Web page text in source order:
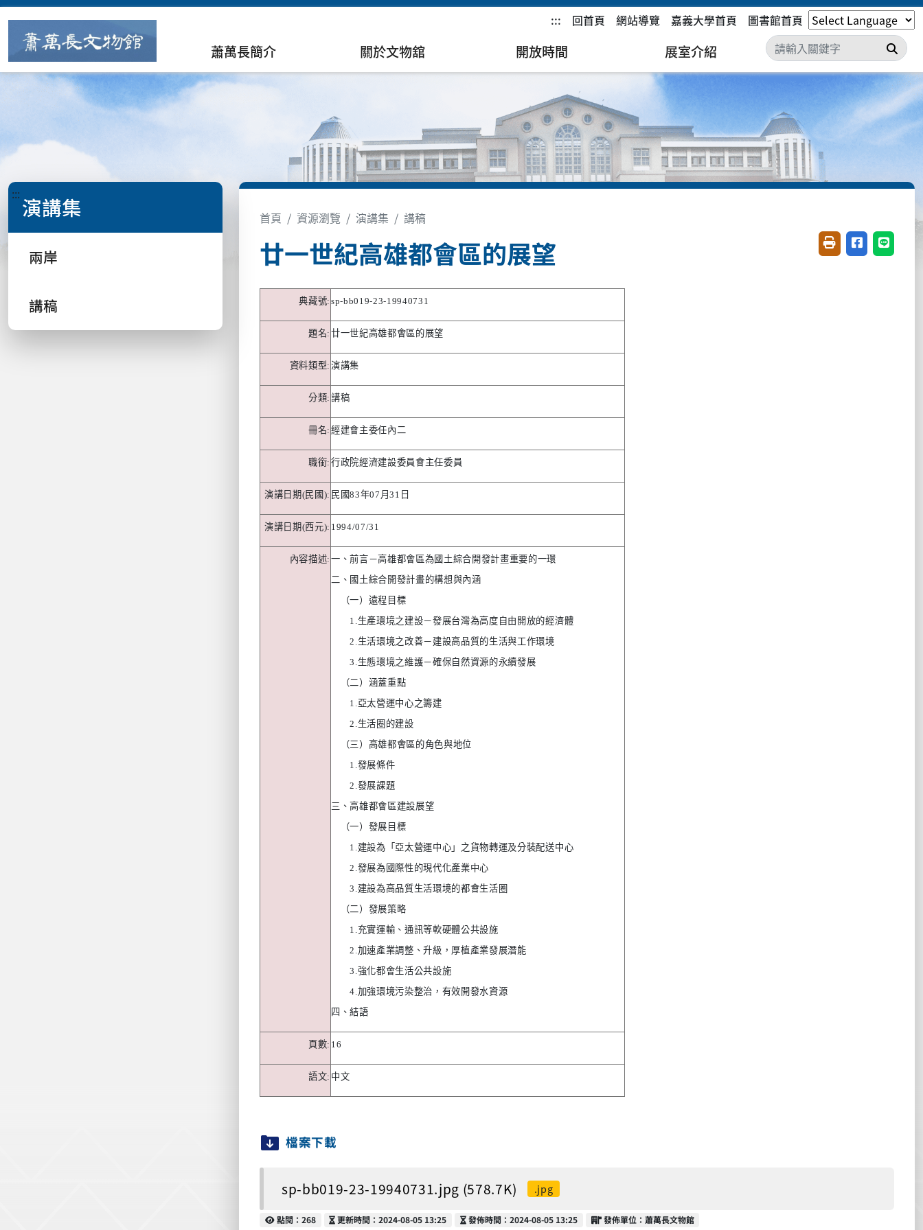
::: 回首頁 網站導覽 嘉義大學首頁 圖書館首頁
蕭萬長簡介 關於文物舘 開放時間 展室介紹 搜尋
::: 演講集
兩岸
講稿
首頁 資源瀏覽 演講集 講稿
廿一世紀高雄都會區的展望 友善列印(開新視窗)
分享至臉書(
分享至
典藏號: sp-bb019-23-19940731
題名: 廿一世紀高雄都會區的展望
資料類型: 演講集
分類: 講稿
冊名: 經建會主委任內二
職銜: 行政院經濟建設委員會主任委員
演講日期(民國 ): 民國83年07 月31 日
演講日期(西元): 1994/07/31
內容描述: 一、前言－高雄都會區為國土綜合開發計畫重要的一環
二、國土綜合開發計畫的構想與內涵
（一）遠程目標
1.生產環境之建設－發展台灣為高度自由開放的經濟體
2.生活環境之改善－建設高品質的生活與工作環境
3.生態環境之維護－確保自然資源的永續發展
（二）涵蓋重點
1.亞太營運中心之籌建
2.生活圈的建設
（三）高雄都會區的角色與地位
1.發展條件
2.發展課題
三、高雄都會區建設展望
（一）發展目標
1.建設為「亞太營運中心」之貨物轉運及分裝配送中心
2.發展為國際性的現代化產業中心
3.建設為高品質生活環境的都會生活圈
（二）發展策略
1.充實運輸、通訊等軟硬體公共設施
2.加速產業調整、升級，厚植產業發展潛能
3.強化都會生活公共設施
4.加強環境污染整治，有效開發水資源
四、結語
頁數: 16
語文: 中文
檔案下載
sp-bb019-23-19940731.jpg (578.7K) .jpg
點閱
點閱：268 更新時間
更新時間：2024-08-05 13:25 發佈時間
發佈時間：2024-08-05 13:25 發佈單位
發佈單位：蕭萬長文物館